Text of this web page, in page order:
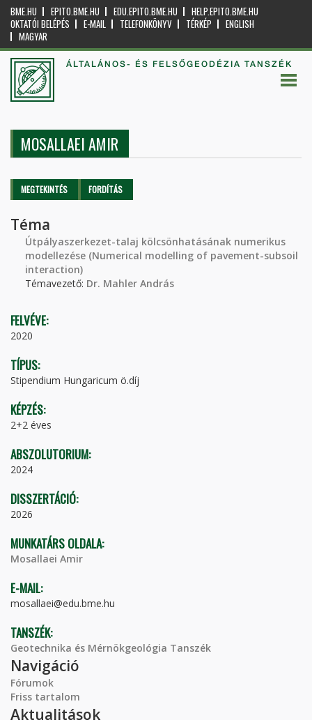
BME.HU EPITO.BME.HU EDU.EPITO.BME.HU
HELP.EPITO.BME.HU
OKTATÓI BELÉPÉS
E-MAIL TELEFONKÖNYV TÉRKÉP
ENGLISH
MAGYAR
ÁLTALÁNOS- ÉS FELSŐGEODÉZIA TANSZÉK
MOSALLAEI AMIR
Elsődleges fülek
MEGTEKINTÉS (AKTÍVFORDÍTÁS
Téma
Útpályaszerkezet-talaj kölcsönhatásának numerikus
modellezése (Numerical modelling of pavement-subsoil
interaction)
Témavezető: Dr. Mahler András
FELVÉVE:
2020
TÍPUS:
Stipendium Hungaricum ö.díj
KÉPZÉS:
2+2 éves
ABSZOLUTORIUM:
2024
DISSZERTÁCIÓ:
2026
MUNKATÁRS OLDALA:
Mosallaei Amir
E-MAIL:
mosallaei@edu.bme.hu
TANSZÉK:
Geotechnika és Mérnökgeológia Tanszék
Navigáció
Fórumok
Friss tartalom
Aktualitások